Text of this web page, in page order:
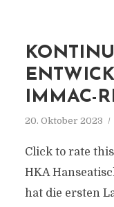
IMMAC-
20. Oktober 2023
Click to rate
HKA
hat die ersten